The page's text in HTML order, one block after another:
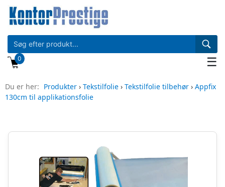
0 ☰
Du er her: Produkter › Tekstilfolie › Tekstilfolie tilbehør › Appfix
130cm til applikationsfolie